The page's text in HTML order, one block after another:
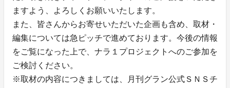
ますよう、よろしくお願いいたします。
また、皆さんからお寄せいただいた企画も含め、取材・
編集については急ピッチで進めております。今後の情報
をご覧になった上で、ナラ１プロジェクトへのご参加を
ご検討ください。
※取材の内容につきましては、月刊グラン公式ＳＮＳチ